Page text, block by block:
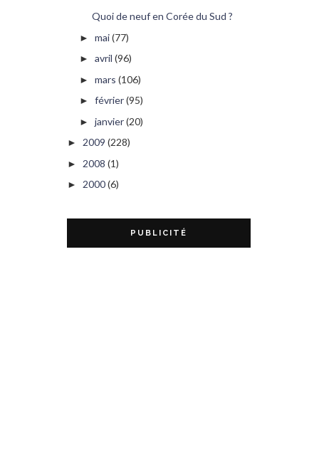
Quoi de neuf en Corée du Sud ?
► mai(77)
► avril (96)
► mars (106)
► février(95)
► janvier(20)
► 2009 (228)
► 2008 (1)
► 2000(6)
PUBLICITÉ